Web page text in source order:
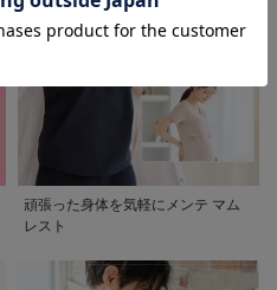
頑張った身体を気軽にメンテ マム
レスト